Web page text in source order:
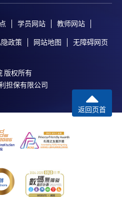
学员网站 教师网站
政策 网站地图 无障碍网页
版权所有
担保有限公司
返回页首